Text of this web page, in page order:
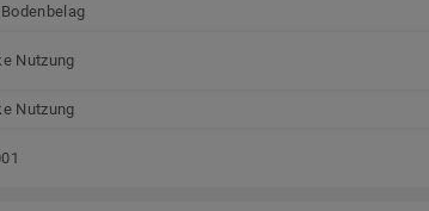
Nutzung
Nutzung